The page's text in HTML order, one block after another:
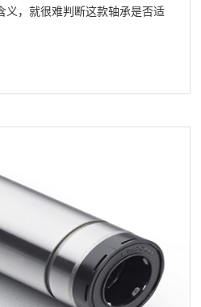
义，就很难判断这款轴承是否适